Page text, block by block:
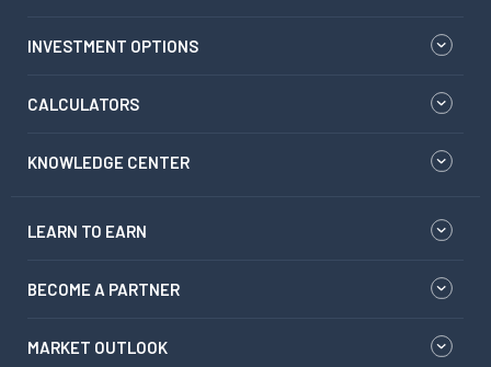
INVESTMENT OPTIONS
CALCULATORS
KNOWLEDGE CENTER
LEARN TO EARN
BECOME A PARTNER
MARKET OUTLOOK